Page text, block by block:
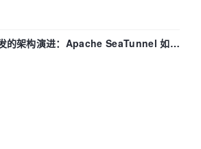
的架构演进：Apache SeaTunnel 如何
时 Flush”难题